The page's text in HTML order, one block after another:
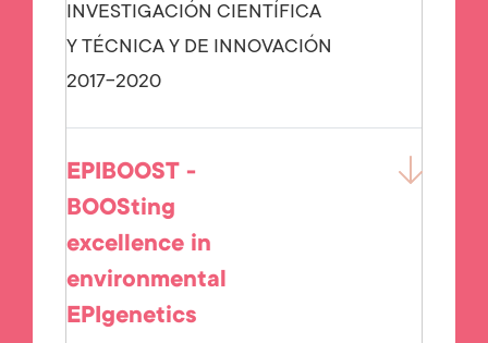
INVESTIGACIÓN CIENTÍFICA
Y TÉCNICA Y DE INNOVACIÓN
2017-2020
EPIBOOST -
BOOSting
excellence in
environmental
EPIgenetics